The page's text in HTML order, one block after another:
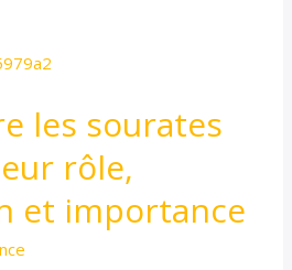
les sourates
rôle,
et importance